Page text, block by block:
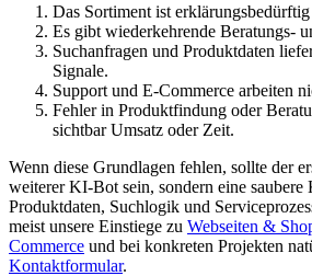
Das Sortiment ist
Es gibt wiederkehrende Beratungs-
Suchanfragen und Produktdaten
Signale.
Support und E-Commerce arbeiten
Fehler in Produktfindung oder
sichtbar Umsatz oder Zeit.
Wenn diese Grundlagen fehlen, sollte der
weiterer KI-Bot sein, sondern eine saubere
Produktdaten, Suchlogik und
meist unsere Einstiege zu Webseiten &
Commerce und bei konkreten Projekten
Kontaktformular.